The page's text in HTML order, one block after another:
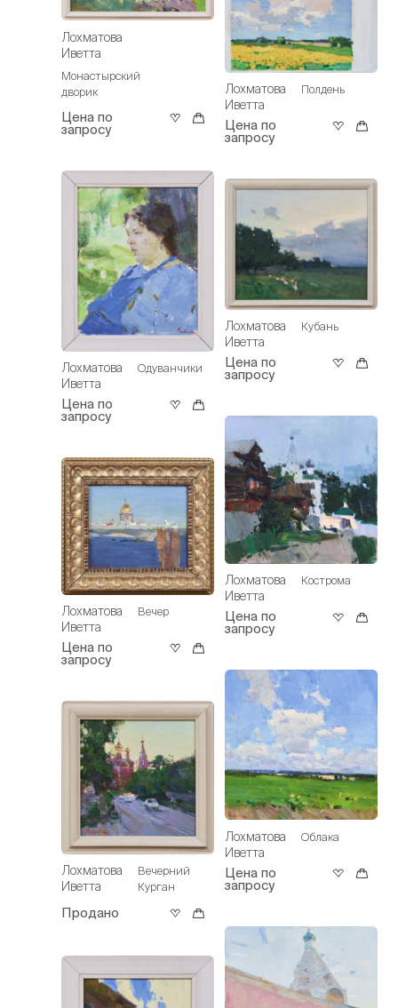
Лохматова
Иветта
Монастырский
дворик
Цена по
запросу
Лохматова
Иветта
Одуванчики
Цена по
запросу
Лохматова
Иветта
Вечер
Цена по
запросу
Лохматова
Иветта
Вечерний
Курган
Продано
Лохматова
Иветта
Полдень
Цена по
запросу
Лохматова
Иветта
Кубань
Цена по
запросу
Лохматова
Иветта
Кострома
Цена по
запросу
Лохматова
Иветта
Облака
Цена по
запросу